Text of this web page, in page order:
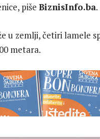
piše BiznisInfo.ba.
u zemlji, četiri lamele
metara.